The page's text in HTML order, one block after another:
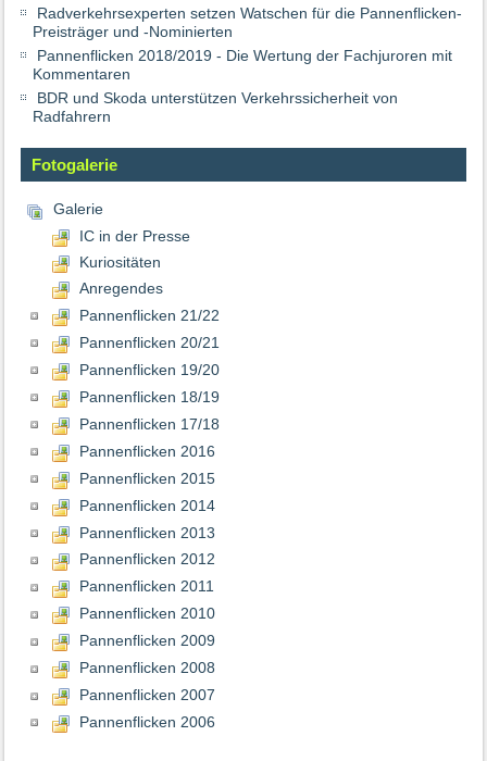
Radverkehrsexperten setzen Watschen für die Pannenflicken-
Preisträger und -Nominierten
Pannenflicken 2018/2019 - Die Wertung der Fachjuroren mit
Kommentaren
BDR und Skoda unterstützen Verkehrssicherheit von
Radfahrern
Fotogalerie
Galerie
IC in der Presse
Kuriositäten
Anregendes
Pannenflicken 21/22
Pannenflicken 20/21
Pannenflicken 19/20
Pannenflicken 18/19
Pannenflicken 17/18
Pannenflicken 2016
Pannenflicken 2015
Pannenflicken 2014
Pannenflicken 2013
Pannenflicken 2012
Pannenflicken 2011
Pannenflicken 2010
Pannenflicken 2009
Pannenflicken 2008
Pannenflicken 2007
Pannenflicken 2006